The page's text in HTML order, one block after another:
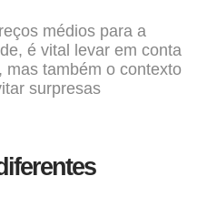
médios para a
é vital levar em conta
mas também o contexto
surpresas